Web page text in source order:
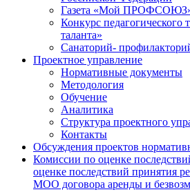
Газета «Мой
Конкурс педагогического
таланта»
Санаторий-
Проектное управление
Нормативные документы
Методология
Обучение
Аналитика
Структура проектного
Контакты
Обсуждения проектов
Комиссии по оценке
оценке последствий принятия
МОО договора аренды и